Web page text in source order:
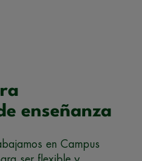
enseñanza
en Campus